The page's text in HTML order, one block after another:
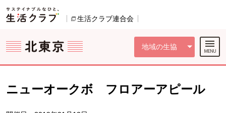
ページの先頭です。
生活クラブ連合会
地域の生協
ここからサイト内共通メニューです。
サイト内共通メニューをスキップする
サイト内共通メニューここまで。
ニューオークボ フロアーアピール